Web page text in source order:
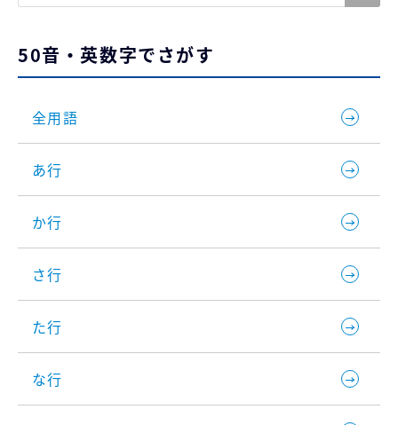
50音・英数字でさがす
全用語
あ行
か行
さ行
た行
な行